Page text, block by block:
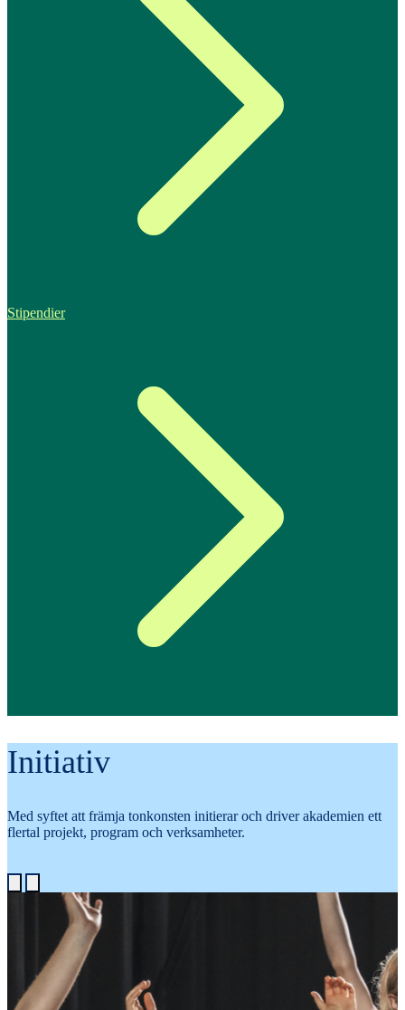
Stipendier
Initiativ
Med syftet att främja tonkonsten initierar och driver akademien ett
flertal projekt, program och verksamheter.